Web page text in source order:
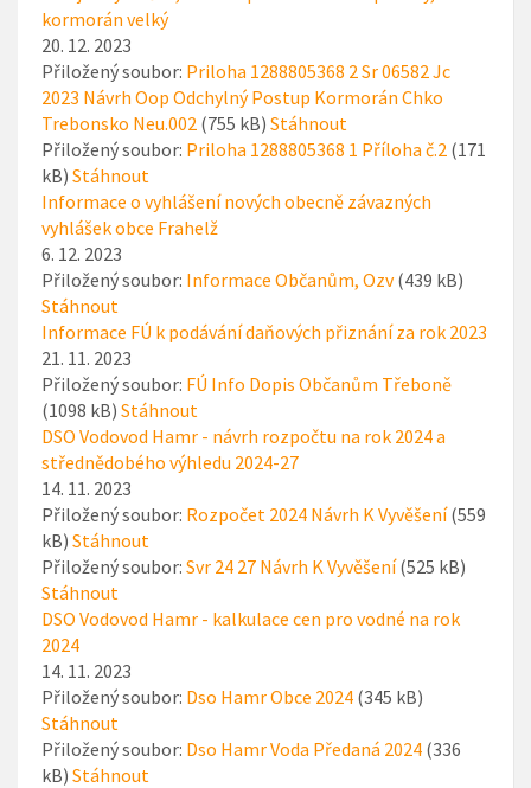
kormorán velký
20. 12. 2023
Přiložený soubor: Priloha 1288805368 2 Sr 06582 Jc
2023 Návrh Oop Odchylný Postup Kormorán Chko
Trebonsko Neu.002 (755 kB) Stáhnout
Přiložený soubor: Priloha 1288805368 1 Příloha č.2 (171
kB) Stáhnout
Informace o vyhlášení nových obecně závazných
vyhlášek obce Frahelž
6. 12. 2023
Přiložený soubor: Informace Občanům, Ozv(439 kB)
Stáhnout
Informace FÚ k podávání daňových přiznání za rok 2023
21. 11. 2023
Přiložený soubor: FÚ Info Dopis Občanům Třeboně
(1098 kB) Stáhnout
DSO Vodovod Hamr - návrh rozpočtu na rok 2024 a
střednědobého výhledu 2024-27
14. 11. 2023
Přiložený soubor: Rozpočet 2024 Návrh K Vyvěšení(559
kB) Stáhnout
Přiložený soubor: Svr 24 27 Návrh K Vyvěšení(525 kB)
Stáhnout
DSO Vodovod Hamr - kalkulace cen pro vodné na rok
2024
14. 11. 2023
Přiložený soubor: Dso Hamr Obce 2024 (345 kB)
Stáhnout
Přiložený soubor: Dso Hamr Voda Předaná 2024 (336
kB) Stáhnout